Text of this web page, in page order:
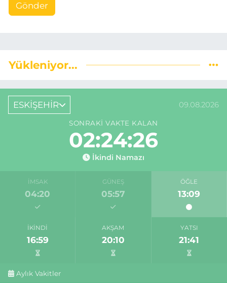
Gönder
Yükleniyor...
ESKİŞEHİR 09.08.2026
SONRAKI VAKTE KALAN
02:24:25
İkindi Namazı
İMSAK
04:20
GÜNEŞ
05:57
ÖĞLE
13:09
İKINDI
16:59
AKŞAM
20:10
YATSI
21:41
Aylık Vakitler